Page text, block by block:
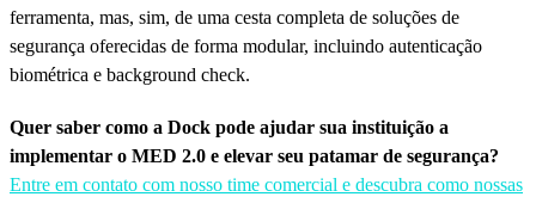
ferramenta, mas, sim, de uma cesta completa de soluções de
segurança oferecidas de forma modular, incluindo autenticação
biométrica e background check.
Quer saber como a Dock pode ajudar sua instituição a
implementar o MED 2.0 e elevar seu patamar de segurança?
Entre em contato com nosso time comercial e descubra como nossas